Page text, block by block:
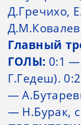
Д.Гречихо,
Главный
ГОЛЫ: 0:1
Г.Гедеш).
—
— Н.Бурак, с